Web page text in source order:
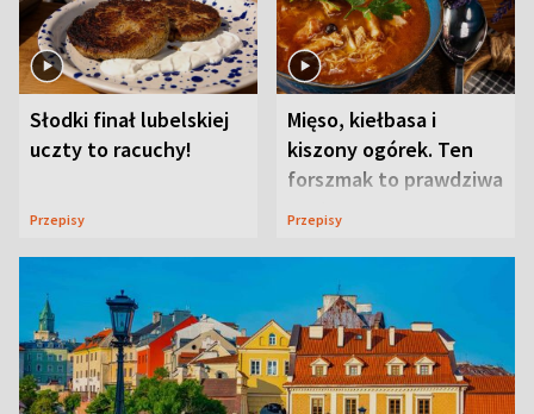
Słodki finał lubelskiej
uczty to racuchy!
Przepisy
Mięso, kiełbasa i
kiszony ogórek. Ten
forszmak to prawdziwa
uczta
Przepisy